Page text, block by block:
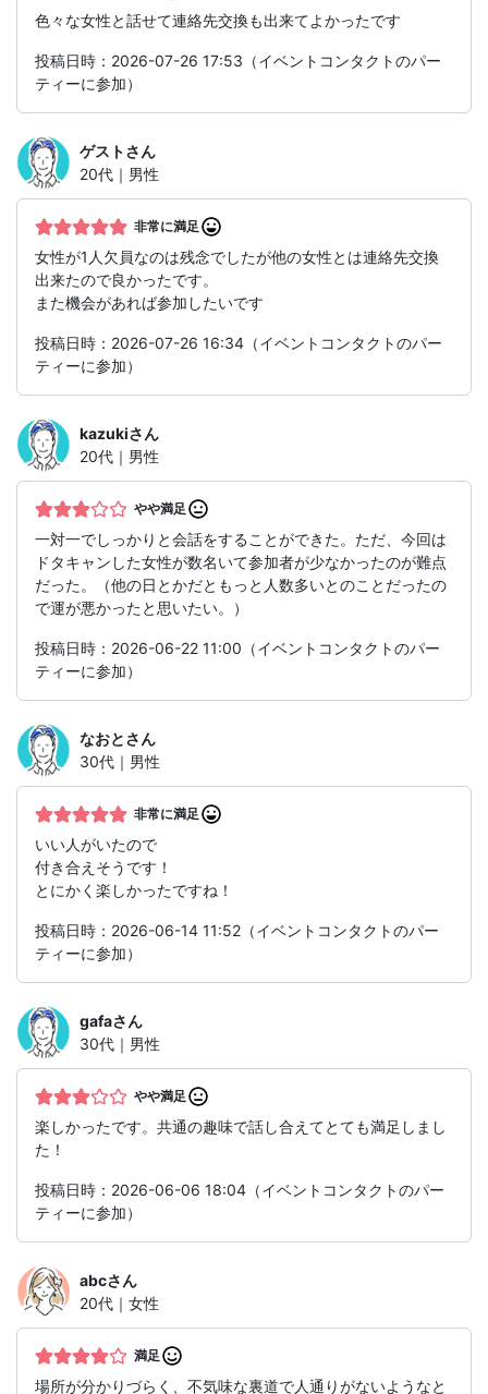
色々な女性と話せて連絡先交換も出来てよかったです
投稿日時：2026-07-26 17:53（イベントコンタクトのパー
ティーに参加）
ゲストさん
20代｜男性
非常に満足
女性が1人欠員なのは残念でしたが他の女性とは連絡先交換
出来たので良かったです。
また機会があれば参加したいです
投稿日時：2026-07-26 16:34（イベントコンタクトのパー
ティーに参加）
kazukiさん
20代｜男性
やや満足
一対一でしっかりと会話をすることができた。ただ、今回は
ドタキャンした女性が数名いて参加者が少なかったのが難点
だった。（他の日とかだともっと人数多いとのことだったの
で運が悪かったと思いたい。）
投稿日時：2026-06-22 11:00（イベントコンタクトのパー
ティーに参加）
なおとさん
30代｜男性
非常に満足
いい人がいたので
付き合えそうです！
とにかく楽しかったですね！
投稿日時：2026-06-14 11:52（イベントコンタクトのパー
ティーに参加）
gafaさん
30代｜男性
やや満足
楽しかったです。共通の趣味で話し合えてとても満足しまし
た！
投稿日時：2026-06-06 18:04（イベントコンタクトのパー
ティーに参加）
abcさん
20代｜女性
満足
場所が分かりづらく、不気味な裏道で人通りがないようなと